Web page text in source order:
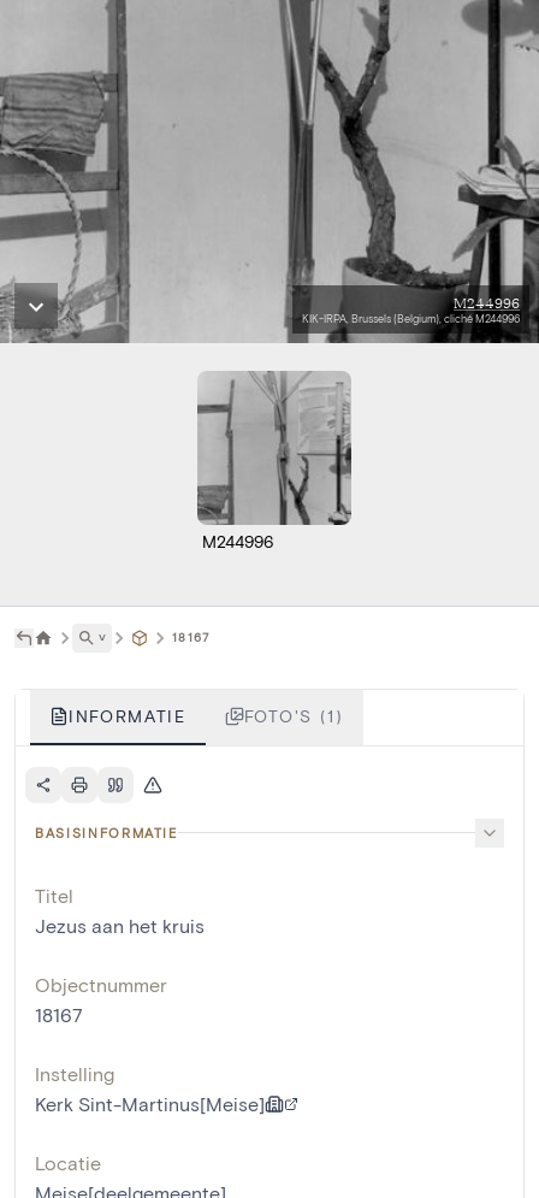
M244996
KIK-IRPA, Brussels (Belgium), cliché M244996
M244996
˅ 18167
INFORMATIE FOTO'S (1)
BASISINFORMATIE
Titel
Jezus aan het kruis
Objectnummer
18167
Instelling
Kerk Sint-Martinus[Meise]
Locatie
Meise[deelgemeente]